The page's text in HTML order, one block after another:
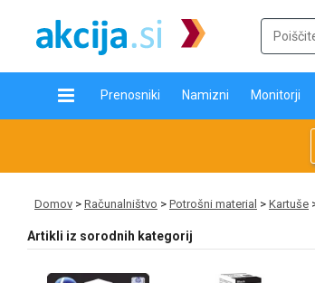
Prenosniki Namizni Monitorji
Domov > Računalništvo > Potrošni material > Kartuše
Artikli iz sorodnih kategorij